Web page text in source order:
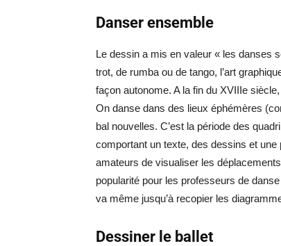
Danser ensemble
Le dessin a mis en valeur « les danses
trot, de rumba ou de tango, l’art
façon autonome. A la fin du XVIIIe
On danse dans des lieux éphémères
bal nouvelles. C’est la période des
comportant un texte, des dessins et
amateurs de visualiser les
popularité pour les professeurs de
va même jusqu’à recopier les
Dessiner le ballet